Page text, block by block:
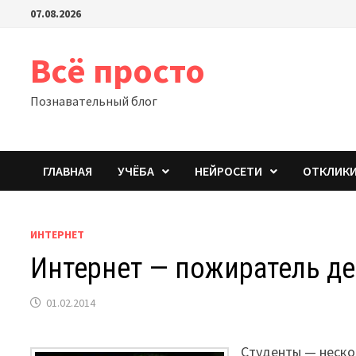
Перейти07.08.2026
Всё просто
Познавательный блог
ГЛАВНАЯ УЧЁБА НЕЙРОСЕТИ
ИНТЕРНЕТ
Интернет — пожиратель
01.02.2014
Студенты —